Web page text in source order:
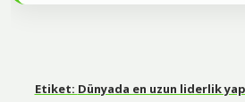
Etiket: Dünyada en uzun liderlik